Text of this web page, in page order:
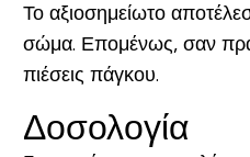
Το αξιοσημείωτο
σώμα. Επομένως, σαν
πιέσεις πάγκου.
Δοσολογία